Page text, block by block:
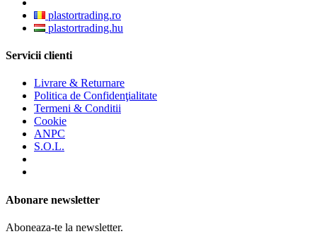
plastortrading.ro
plastortrading.hu
Servicii clienti
Livrare & Returnare
Politica de Confidenţialitate
Termeni & Conditii
Cookie
ANPC
S.O.L.
Abonare newsletter
Aboneaza-te la newsletter.